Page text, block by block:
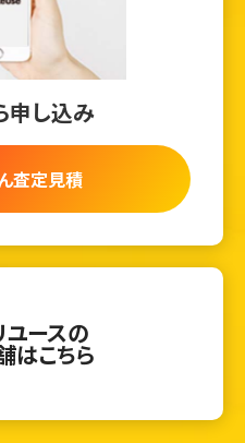
申し込み
査定見積
ユースの
はこちら